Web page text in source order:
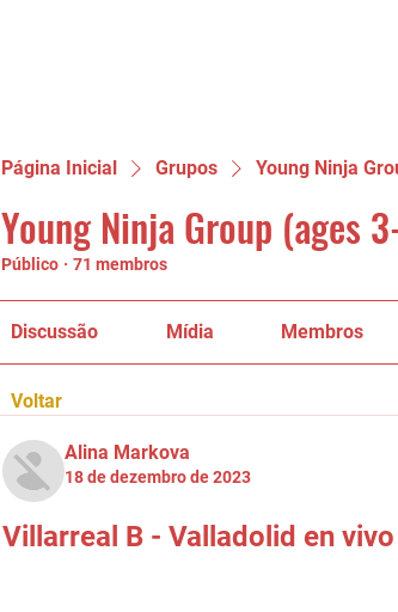
Página Inicial Grupos Young Ninja
Young Ninja Group (ages
Público · 71 membros
Discussão Mídia Membros
Voltar
Alina Markova
18 de dezembro de 2023
Villarreal B - Valladolid en